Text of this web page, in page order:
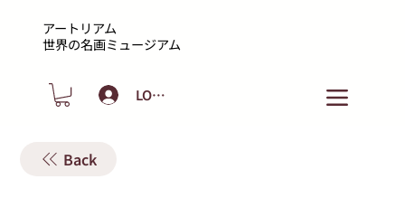
アートリアム
​世界の名画ミュージアム
LOGIN
Back